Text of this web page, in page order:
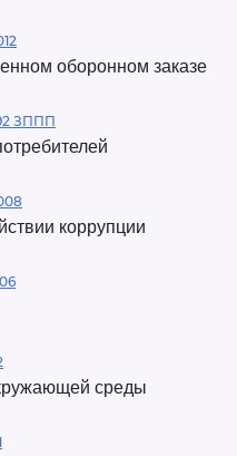
оборонном заказе
ЗППП
коррупции
среды